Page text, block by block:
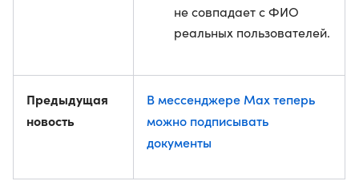
не совпадает с ФИО
реальных пользователей.
Предыдущая
новость
В мессенджере Max теперь
можно подписывать
документы